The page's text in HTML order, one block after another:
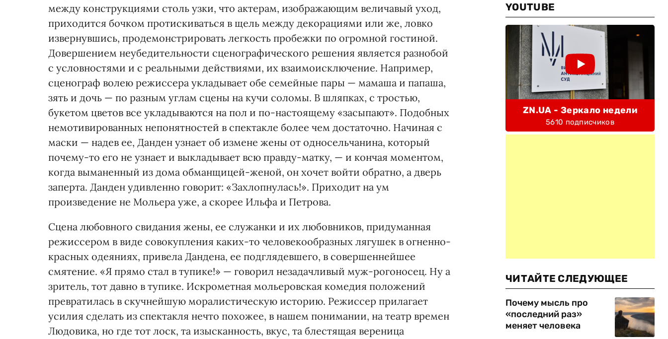
между конструкциями столь узки, что актерам, изображающим величавый уход,
приходится бочком протискиваться в щель между декорациями или же, ловко
извернувшись, продемонстрировать легкость пробежки по огромной гостиной.
Довершением неубедительности сценографического решения является разнобой
с условностями и с реальными действиями, их взаимоисключение. Например,
сценограф волею режиссера укладывает обе семейные пары — мамаша и папаша,
зять и дочь — по разным углам сцены на кучи соломы. В шляпках, с тростью,
букетом цветов все укладываются на пол и по-настоящему «засыпают». Подобных
немотивированных непонятностей в спектакле более чем достаточно. Начиная с
маски — надев ее, Данден узнает об измене жены от односельчанина, который
почему-то его не узнает и выкладывает всю правду-матку, — и кончая моментом,
когда выманенный из дома обманщицей-женой, он хочет войти обратно, а дверь
заперта. Данден удивленно говорит: «Захлопнулась!». Приходит на ум
произведение не Мольера уже, а скорее Ильфа и Петрова.
Сцена любовного свидания жены, ее служанки и их любовников, придуманная
режиссером в виде совокупления каких-то человекообразных лягушек в огненно-
красных одеяниях, привела Дандена, ее подглядевшего, в совершеннейшее
смятение. «Я прямо стал в тупике!» — говорил незадачливый муж-рогоносец. Ну а
зритель, тот давно в тупике. Искрометная мольеровская комедия положений
превратилась в скучнейшую моралистическую историю. Режиссер прилагает
усилия сделать из спектакля нечто похожее, в нашем понимании, на театр времен
Людовика, но где тот лоск, та изысканность, вкус, та блестящая вереница
YOUTUBE
ZN.UA - Зеркало недели
5610 подписчиков
ЧИТАЙТЕ СЛЕДУЮЩЕЕ
Почему мысль про
«последний раз»
меняет человека